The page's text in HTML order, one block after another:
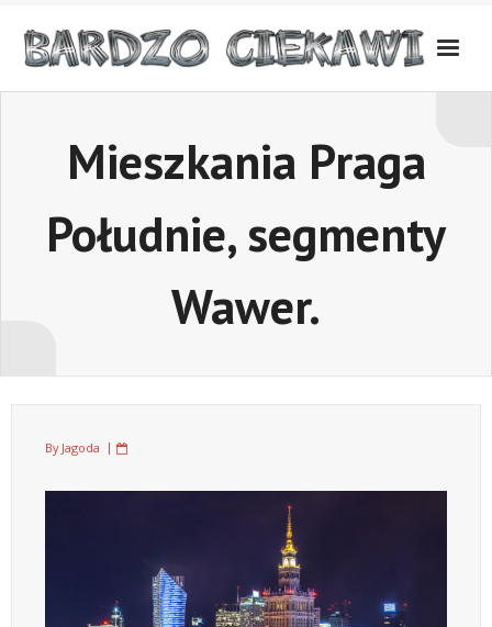
content
Mieszkania Praga
Południe, segmenty
Wawer.
By Jagoda